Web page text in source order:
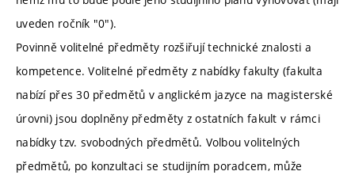
uveden ročník "0").
Povinně volitelné předměty rozšiřují technické znalosti a
kompetence. Volitelné předměty z nabídky fakulty (fakulta
nabízí přes 30 předmětů v anglickém jazyce na magisterské
úrovni) jsou doplněny předměty z ostatních fakult v rámci
nabídky tzv. svobodných předmětů. Volbou volitelných
předmětů, po konzultaci se studijním poradcem, může